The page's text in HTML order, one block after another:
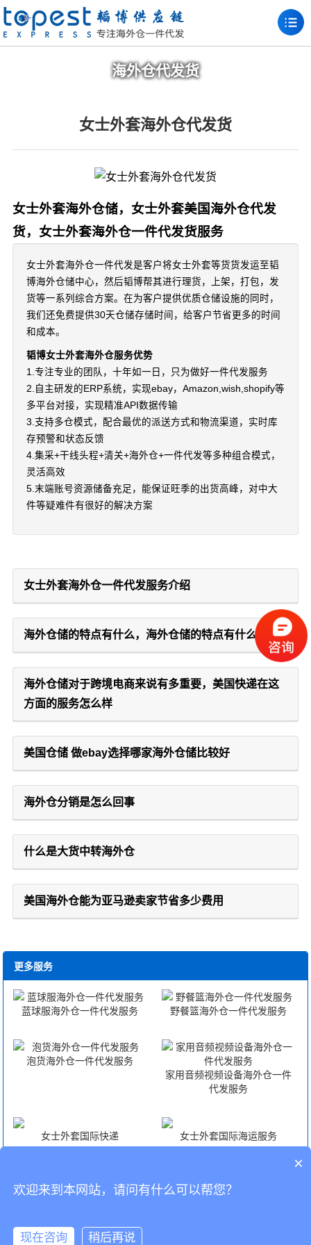
海外仓代发货
女士外套海外仓代发货
女士外套海外仓储，女士外套美国海外仓代发
货，女士外套海外仓一件代发货服务
女士外套海外仓一件代发是客户将女士外套等货货发运至韬
博海外仓储中心，然后韬博帮其进行理货，上架，打包，发
货等一系列综合方案。在为客户提供优质仓储设施的同时，
我们还免费提供30天仓储存储时间，给客户节省更多的时间
和成本。
韬博女士外套海外仓服务优势
1.专注专业的团队，十年如一日，只为做好一件代发服务
2.自主研发的ERP系统，实现ebay，Amazon,wish,shopify等
多平台对接，实现精准API数据传输
3.支持多仓模式，配合最优的派送方式和物流渠道，实时库
存预警和状态反馈
4.集采+干线头程+清关+海外仓+一件代发等多种组合模式，
灵活高效
5.末端账号资源储备充足，能保证旺季的出货高峰，对中大
件等疑难件有很好的解决方案
女士外套海外仓一件代发服务介绍
海外仓储的特点有什么，海外仓储的特点有什么
海外仓储对于跨境电商来说有多重要，美国快递在这
方面的服务怎么样
美国仓储 做ebay选择哪家海外仓储比较好
海外仓分销是怎么回事
什么是大货中转海外仓
美国海外仓能为亚马逊卖家节省多少费用
更多服务
蓝球服海外仓一件代发服务 野餐篮海外仓一件代发服务
泡货海外仓一件代发服务
家用音频视频设备海外仓一件
代发服务
女士外套国际快递 女士外套国际海运服务
女士外套国际空运服务 女士外套FBA头程
CopyRight © 深圳市韬博供应链有限公司
×
欢迎来到本网站，请问有什么可以帮您？
现在咨询 稍后再说